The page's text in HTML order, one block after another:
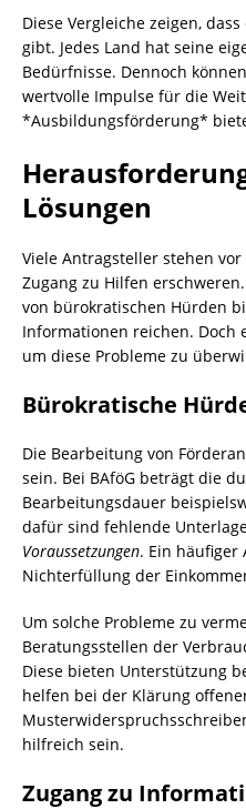
Diese Vergleiche zeigen,
gibt. Jedes Land hat seine
Bedürfnisse. Dennoch
wertvolle Impulse für die
*Ausbildungsförderung*
Lösungen
Viele Antragsteller stehen
Zugang zu Hilfen
von bürokratischen Hürden
Informationen reichen. Doch
um diese Probleme zu
Bürokratische
Die Bearbeitung von
sein. Bei BAföG beträgt die
Bearbeitungsdauer
dafür sind fehlende
Voraussetzungen. Ein
Nichterfüllung der
Um solche Probleme zu
Beratungsstellen der
Diese bieten Unterstützung
helfen bei der Klärung
hilfreich sein.
Zugang zu